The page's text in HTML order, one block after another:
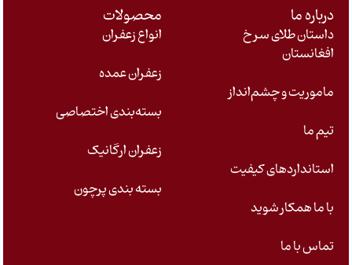
درباره ما
داستان طلای سرخ
افغانستان
ماموریت و چشم‌انداز
تیم ما
استانداردهای کیفیت
با ما همکار شوید
تماس با ما
محصولات
انواع زعفران
زعفران عمده
بسته‌بندی اختصاصی
زعفران ارگانیک
بسته بندی پرچون